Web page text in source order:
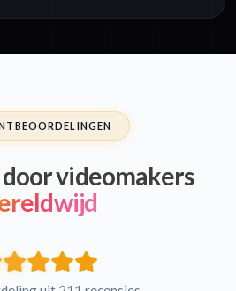
videomakers